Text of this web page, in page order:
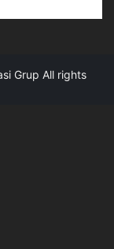
Grup All rights